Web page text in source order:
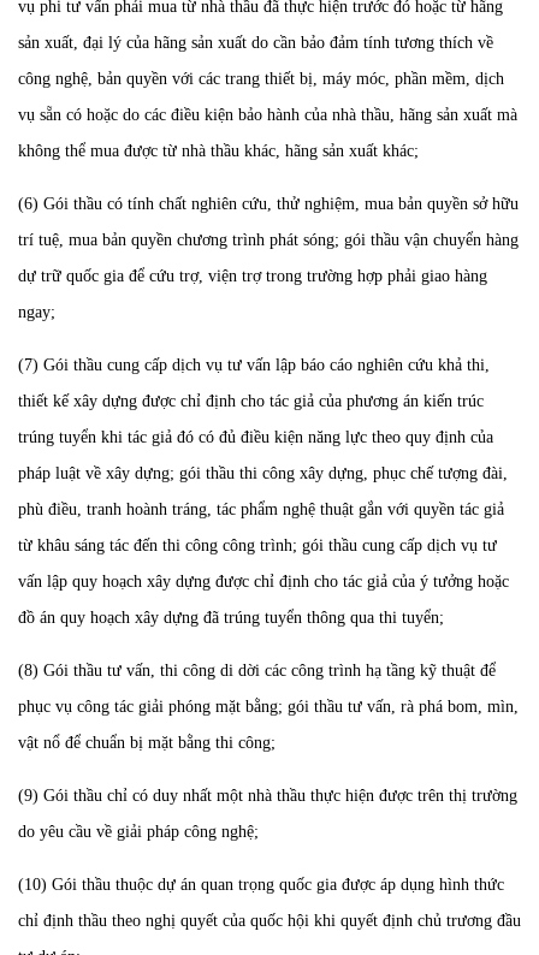
vụ phi tư vấn phải mua từ nhà thầu đã thực hiện trước đó hoặc từ hãng
sản xuất, đại lý của hãng sản xuất do cần bảo đảm tính tương thích về
công nghệ, bản quyền với các trang thiết bị, máy móc, phần mềm, dịch
vụ sẵn có hoặc do các điều kiện bảo hành của nhà thầu, hãng sản xuất mà
không thể mua được từ nhà thầu khác, hãng sản xuất khác;
(6) Gói thầu có tính chất nghiên cứu, thử nghiệm, mua bản quyền sở hữu
trí tuệ, mua bản quyền chương trình phát sóng; gói thầu vận chuyển hàng
dự trữ quốc gia để cứu trợ, viện trợ trong trường hợp phải giao hàng
ngay;
(7) Gói thầu cung cấp dịch vụ tư vấn lập báo cáo nghiên cứu khả thi,
thiết kế xây dựng được chỉ định cho tác giả của phương án kiến trúc
trúng tuyển khi tác giả đó có đủ điều kiện năng lực theo quy định của
pháp luật về xây dựng; gói thầu thi công xây dựng, phục chế tượng đài,
phù điều, tranh hoành tráng, tác phẩm nghệ thuật gắn với quyền tác giả
từ khâu sáng tác đến thi công công trình; gói thầu cung cấp dịch vụ tư
vấn lập quy hoạch xây dựng được chỉ định cho tác giả của ý tưởng hoặc
đồ án quy hoạch xây dựng đã trúng tuyển thông qua thi tuyển;
(8) Gói thầu tư vấn, thi công di dời các công trình hạ tầng kỹ thuật để
phục vụ công tác giải phóng mặt bằng; gói thầu tư vấn, rà phá bom, mìn,
vật nổ để chuẩn bị mặt bằng thi công;
(9) Gói thầu chỉ có duy nhất một nhà thầu thực hiện được trên thị trường
do yêu cầu về giải pháp công nghệ;
(10) Gói thầu thuộc dự án quan trọng quốc gia được áp dụng hình thức
chỉ định thầu theo nghị quyết của quốc hội khi quyết định chủ trương đầu